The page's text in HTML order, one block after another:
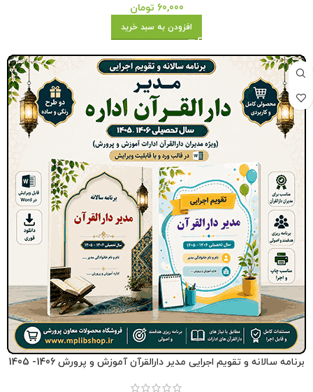
60,000 تومان
افزودن به سبد خرید
برنامه سالانه و تقویم اجرایی مدیر دارالقرآن آموزش و پرورش 1406- 1405